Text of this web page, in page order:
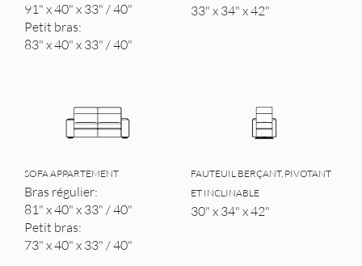
91" x 40" x 33" / 40"
Petit bras:
83" x 40" x 33" / 40"
33" x 34" x 42"
SOFA APPARTEMENT
Bras régulier:
81" x 40" x 33" / 40"
Petit bras:
73" x 40" x 33" / 40"
FAUTEUIL BERÇANT, PIVOTANT
ET INCLINABLE
30" x 34" x 42"